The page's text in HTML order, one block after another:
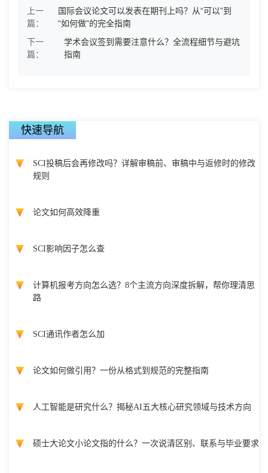
上一
篇：
国际会议论文可以发表在期刊上吗？从“可以”到
“如何做”的完全指南
下一
篇：
学术会议签到需要注意什么？全流程细节与避坑
指南
快速导航
SCI投稿后会再修改吗？详解审稿前、审稿中与返修时的修改
规则
论文如何高效降重
SCI影响因子怎么查
计算机报考方向怎么选？8个主流方向深度拆解，帮你理清思
路
SCI通讯作者怎么加
论文如何做引用？一份从格式到规范的完整指南
人工智能是研究什么？揭秘AI五大核心研究领域与技术方向
硕士大论文小论文指的什么？一次说清区别、联系与毕业要求